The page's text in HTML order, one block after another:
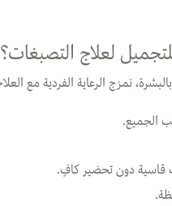
لعلاج التصبغات؟
نمزج الرعاية الفردية مع
الجميع.
قاسية دون تحضير كافٍ.